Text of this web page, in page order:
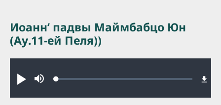
Play MuteLoaded:
Иоаннʼ падвы Маймбабцо Юн
(Ау.11-ей Пеля))